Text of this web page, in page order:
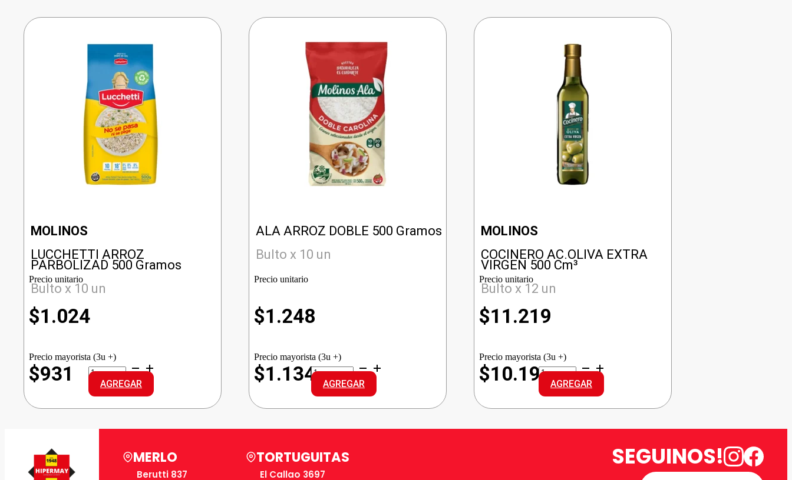
MOLINOS
LUCCHETTI ARROZ
PARBOLIZAD 500 Gramos
Bulto x 10 un
Precio unitario
$1.024
Precio mayorista (3u +)
$931
LUCCHETTI
ARROZ
PARBOLIZAD
cantidad
AGREGAR
ALA ARROZ DOBLE 500 Gramos
Bulto x 10 un
Precio unitario
$1.248
Precio mayorista (3u +)
$1.134ALA
ARROZ
DOBLE
cantidad
AGREGAR
MOLINOS
COCINERO AC.OLIVA EXTRA
VIRGEN 500 Cm³
Bulto x 12 un
Precio unitario
$11.219
Precio mayorista (3u +)
$10.199COCINERO
AC.OLIVA
EXTRA
VIRGEN
cantidad
AGREGAR
MERLO
Berutti 837
TORTUGUITAS
El Callao 3697
SEGUINOS!